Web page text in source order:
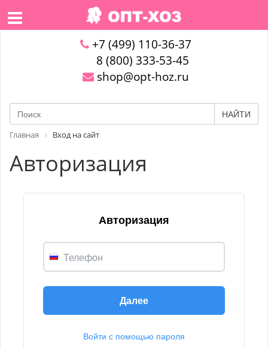
+7 (499) 110-36-37
8 (800) 333-53-45
shop@opt-hoz.ru
НАЙТИ
Главная Вход на сайт
Авторизация
Авторизация
Телефон
Далее
Войти с помощью пароля